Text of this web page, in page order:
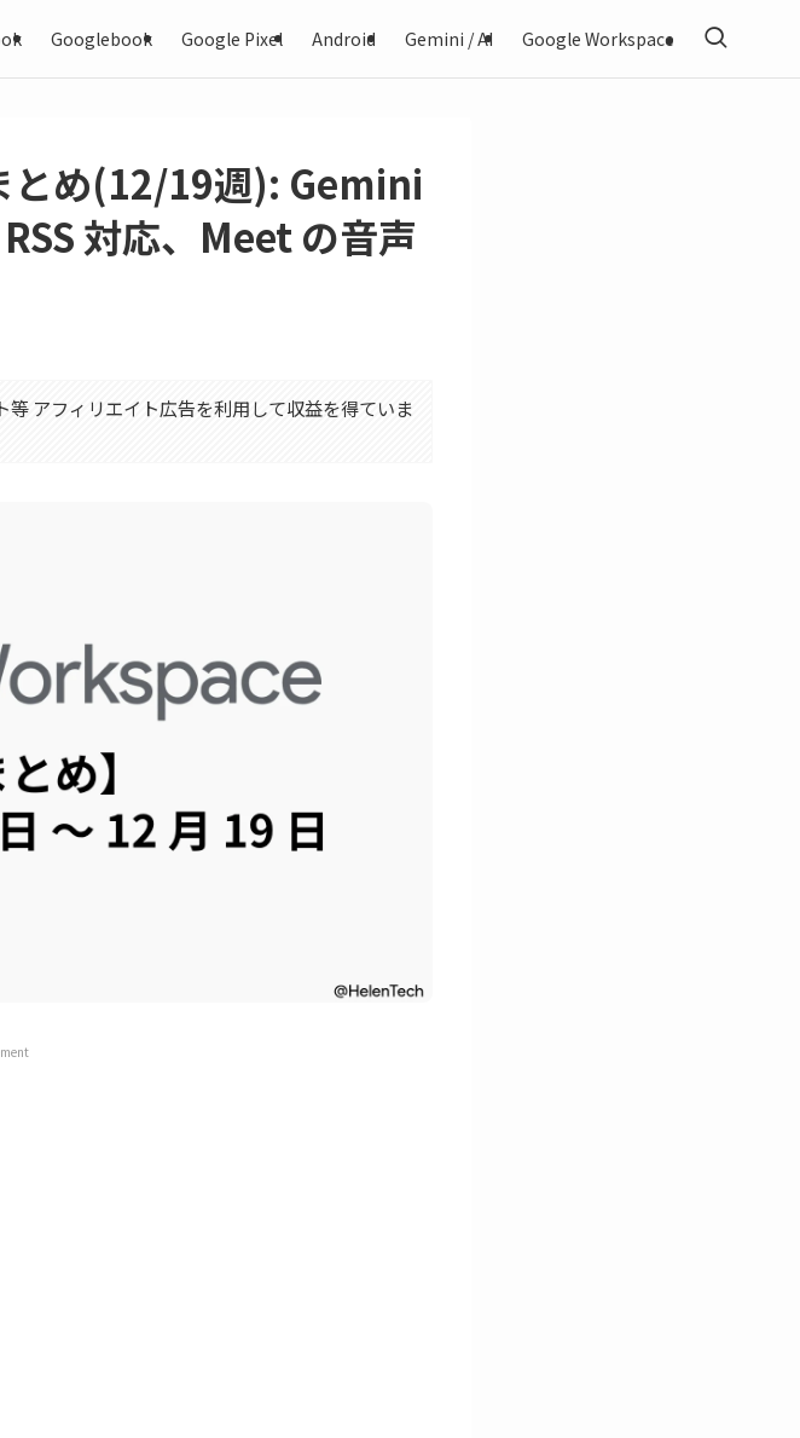
Googlebook Google Pixel Android Gemini / AI Google Workspace
とめ(12/19週): Gemini
対応、Meet の音声
アフィリエイト広告を利用して収益を得ていま